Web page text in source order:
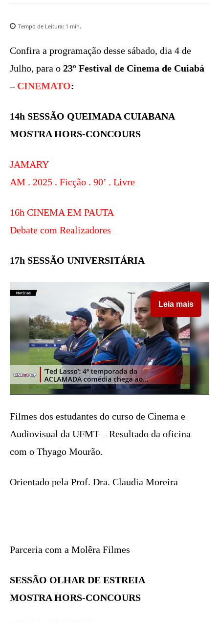
Tempo de Leitura: 1 min.
Confira a programação desse sábado, dia 4 de
Julho, para o 23º Festival de Cinema de Cuiabá
– CINEMATO:
14h SESSÃO QUEIMADA CUIABANA
MOSTRA HORS-CONCOURS
JAMARY
AM . 2025 . Ficção . 90’ . Livre
16h CINEMA EM PAUTA
Debate com Realizadores
17h SESSÃO UNIVERSITÁRIA
Leia mais
Filmes dos estudantes do curso de Cinema e
Audiovisual da UFMT – Resultado da oficina
com o Thyago Mourão.
Orientado pela Prof. Dra. Claudia Moreira
Parceria com a Molêra Filmes
SESSÃO OLHAR DE ESTREIA
MOSTRA HORS-CONCOURS